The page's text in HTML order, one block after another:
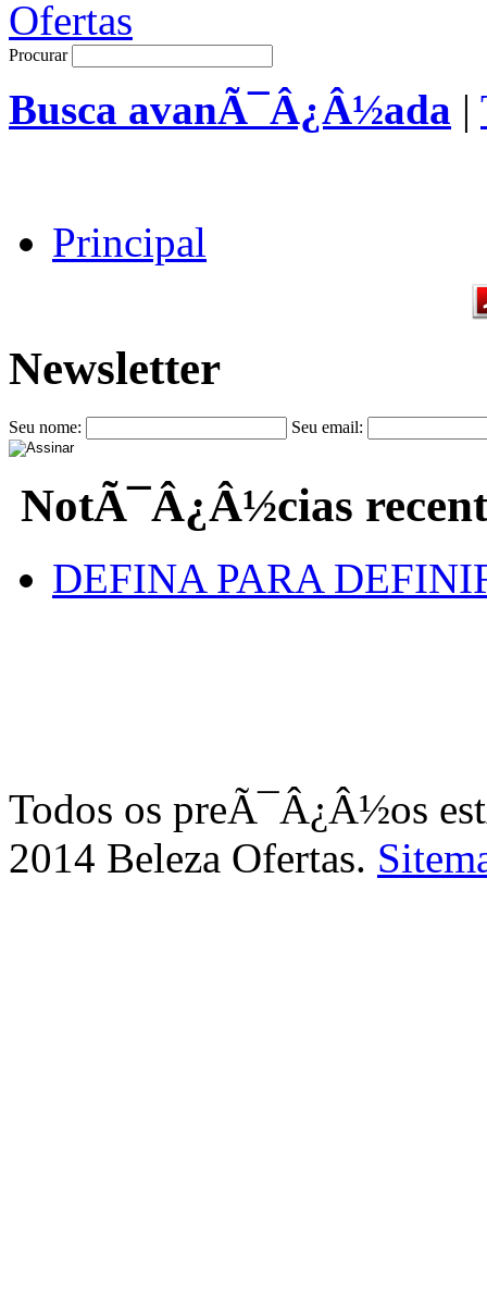
Procurar
Busca avanÃ¯Â¿Â½ada |
Principal
Newsletter
Seu nome: Seu email:
NotÃ¯Â¿Â½cias
DEFINA PARA
Todos os preÃ¯Â¿Â½os
2014 Beleza Ofertas.